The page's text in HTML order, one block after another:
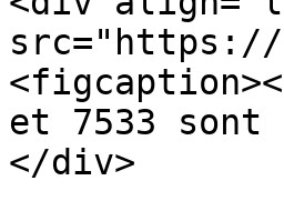
src="https://
et 7533 sont
</div>